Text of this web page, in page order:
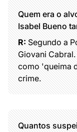
Quem era o
Isabel Bueno
R:Segundo a
Giovani
como 'queima
crime.
Quantos